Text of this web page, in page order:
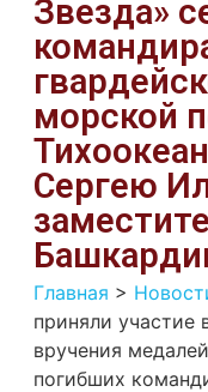
Звезда»
морской
Сергею
Главная >
приняли участие
вручения
погибших